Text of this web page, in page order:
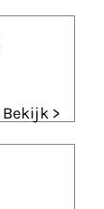
Bekijk >